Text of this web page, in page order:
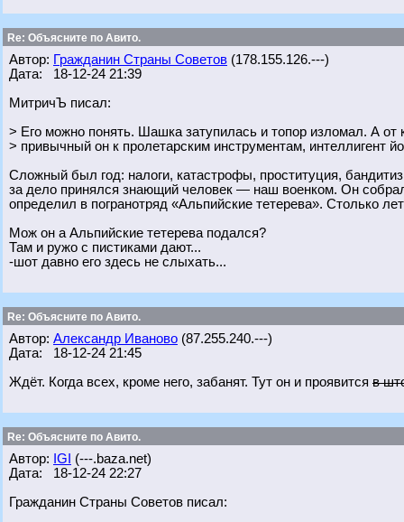
Re: Объясните по Авито.
Автор: Гражданин Страны Советов (178.155.126.---)
Дата: 18-12-24 21:39
МитричЪ писал:
> Его можно понять. Шашка затупилась и топор изломал. А от
> привычный он к пролетарским инструментам, интеллигент
Сложный был год: налоги, катастрофы, проституция,
за дело принялся знающий человек — наш военком. Он
определил в погранотряд «Альпийские тетерева». Столько
Мож он а Альпийские тетерева подался?
Там и ружо с пистиками дают...
-шот давно его здесь не слыхать...
Re: Объясните по Авито.
Автор: Александр Иваново (87.255.240.---)
Дата: 18-12-24 21:45
Ждёт. Когда всех, кроме него, забанят. Тут он и проявится в
Re: Объясните по Авито.
Автор: IGI
(---.baza.net)
Дата: 18-12-24 22:27
Гражданин Страны Советов писал: